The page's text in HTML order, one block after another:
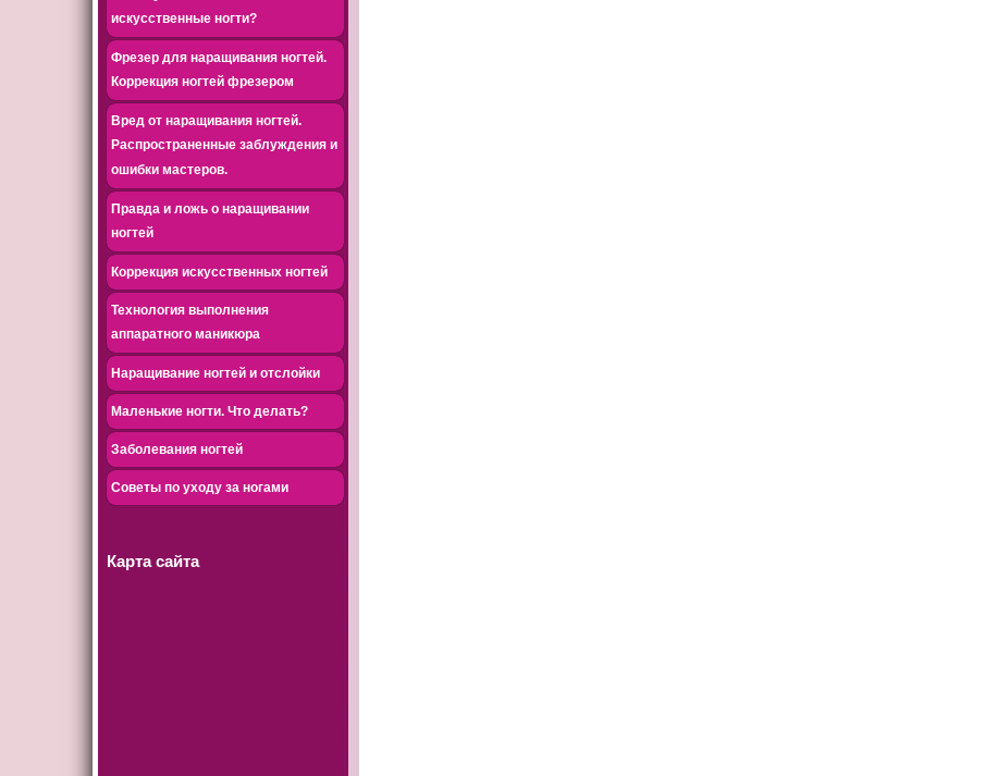
искусственные ногти?
Фрезер для наращивания ногтей.
Коррекция ногтей фрезером
Вред от наращивания ногтей.
Распространенные заблуждения и
ошибки мастеров.
Правда и ложь о наращивании
ногтей
Коррекция искусственных ногтей
Технология выполнения
аппаратного маникюра
Наращивание ногтей и отслойки
Маленькие ногти. Что делать?
Заболевания ногтей
Советы по уходу за ногами
Карта сайта